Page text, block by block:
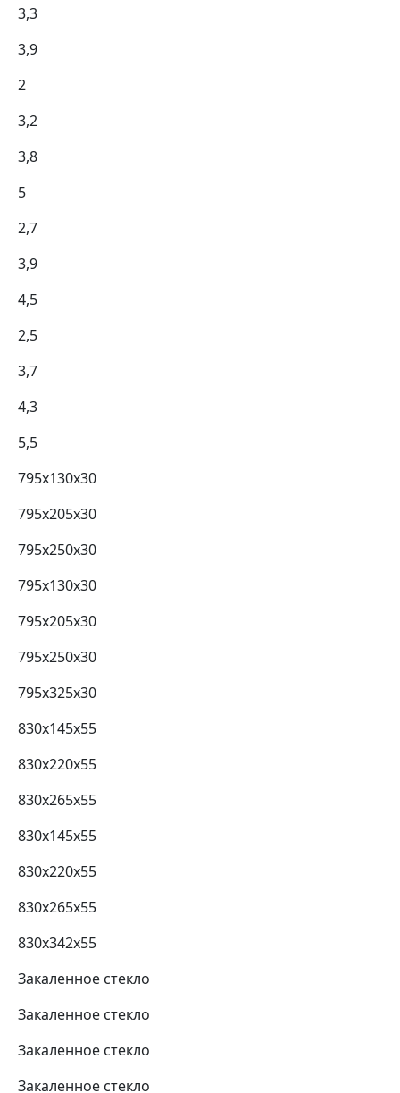
3,3
3,9
2
3,2
3,8
5
2,7
3,9
4,5
2,5
3,7
4,3
5,5
795х130х30
795х205х30
795х250х30
795х130х30
795х205х30
795х250х30
795х325х30
830x145x55
830x220x55
830x265x55
830x145x55
830x220x55
830x265x55
830x342x55
Закаленное стекло
Закаленное стекло
Закаленное стекло
Закаленное стекло